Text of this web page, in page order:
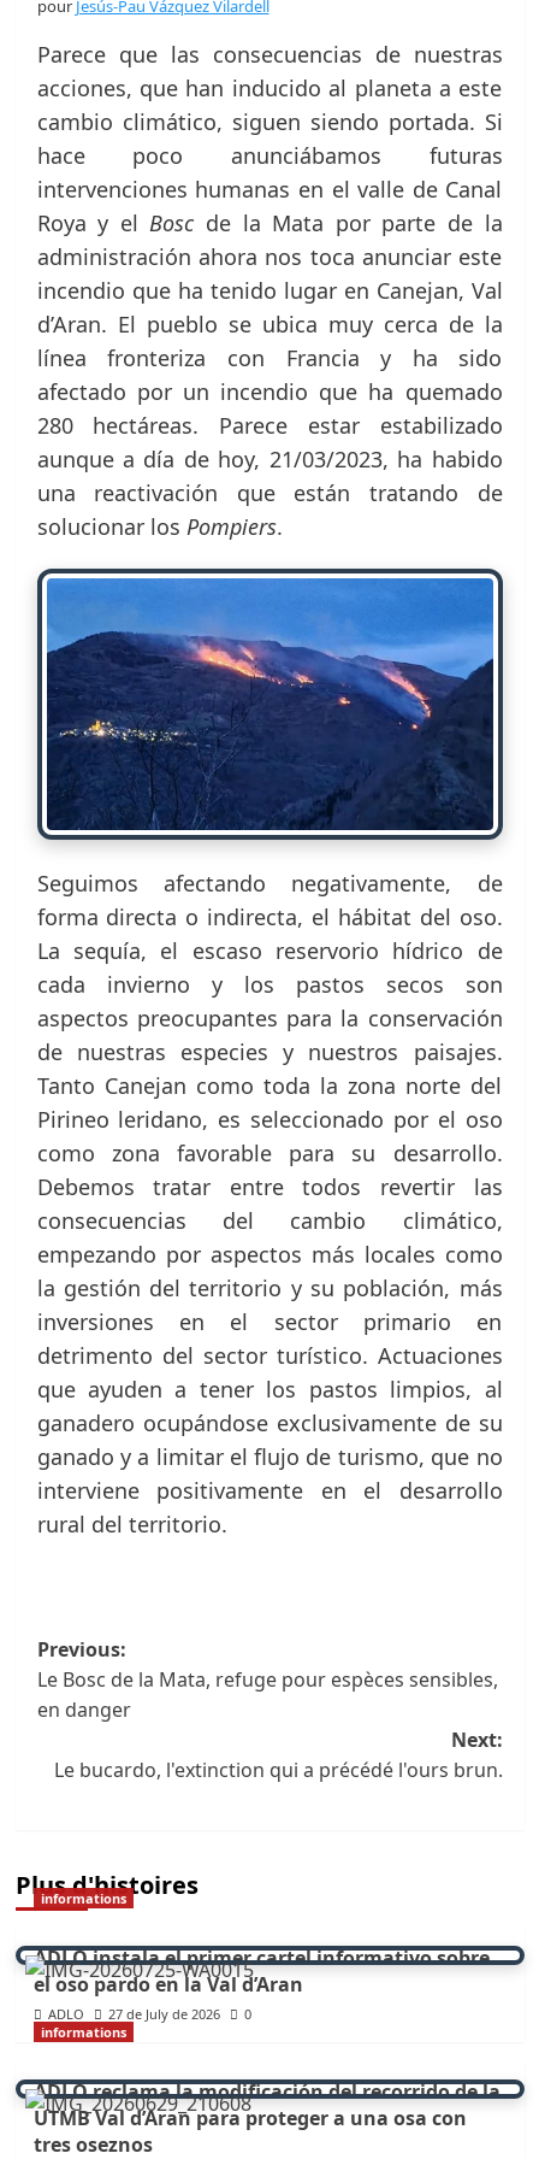
pour Jesús-Pau Vázquez Vilardell
Parece que las consecuencias de nuestras
acciones, que han inducido al planeta a este
cambio climático, siguen siendo portada. Si
hace poco anunciábamos futuras
intervenciones humanas en el valle de Canal
Roya y el Bosc de la Mata por parte de la
administración ahora nos toca anunciar este
incendio que ha tenido lugar en Canejan, Val
d’Aran. El pueblo se ubica muy cerca de la
línea fronteriza con Francia y ha sido
afectado por un incendio que ha quemado
280 hectáreas. Parece estar estabilizado
aunque a día de hoy, 21/03/2023, ha habido
una reactivación que están tratando de
solucionar los Pompiers.
Seguimos afectando negativamente, de
forma directa o indirecta, el hábitat del oso.
La sequía, el escaso reservorio hídrico de
cada invierno y los pastos secos son
aspectos preocupantes para la conservación
de nuestras especies y nuestros paisajes.
Tanto Canejan como toda la zona norte del
Pirineo leridano, es seleccionado por el oso
como zona favorable para su desarrollo.
Debemos tratar entre todos revertir las
consecuencias del cambio climático,
empezando por aspectos más locales como
la gestión del territorio y su población, más
inversiones en el sector primario en
detrimento del sector turístico. Actuaciones
que ayuden a tener los pastos limpios, al
ganadero ocupándose exclusivamente de su
ganado y a limitar el flujo de turismo, que no
interviene positivamente en el desarrollo
rural del territorio.
Navigation
des
articles
Previous:
Le Bosc de la Mata, refuge pour espèces sensibles,
en danger
Next:
Le bucardo, l'extinction qui a précédé l'ours brun.
Plus d'histoires
informations
ADLO instala el primer cartel informativo sobre
el oso pardo en la Val d’Aran
ADLO 27 de July de 2026
0
informations
ADLO reclama la modificación del recorrido de la
UTMB Val d’Aran para proteger a una osa con
tres oseznos